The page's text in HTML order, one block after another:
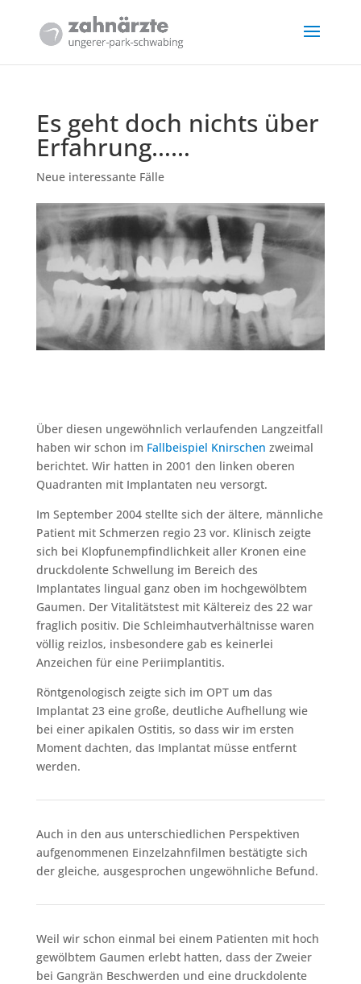
Es geht doch nichts über
Erfahrung……
Neue interessante Fälle
Über diesen ungewöhnlich verlaufenden Langzeitfall
haben wir schon im Fallbeispiel Knirschen zweimal
berichtet. Wir hatten in 2001 den linken oberen
Quadranten mit Implantaten neu versorgt.
Im September 2004 stellte sich der ältere, männliche
Patient mit Schmerzen regio 23 vor. Klinisch zeigte
sich bei Klopfunempfindlichkeit aller Kronen eine
druckdolente Schwellung im Bereich des
Implantates lingual ganz oben im hochgewölbtem
Gaumen. Der Vitalitätstest mit Kältereiz des 22 war
fraglich positiv. Die Schleimhautverhältnisse waren
völlig reizlos, insbesondere gab es keinerlei
Anzeichen für eine Periimplantitis.
Röntgenologisch zeigte sich im OPT um das
Implantat 23 eine große, deutliche Aufhellung wie
bei einer apikalen Ostitis, so dass wir im ersten
Moment dachten, das Implantat müsse entfernt
werden.
Auch in den aus unterschiedlichen Perspektiven
aufgenommenen Einzelzahnfilmen bestätigte sich
der gleiche, ausgesprochen ungewöhnliche Befund.
Weil wir schon einmal bei einem Patienten mit hoch
gewölbtem Gaumen erlebt hatten, dass der Zweier
bei Gangrän Beschwerden und eine druckdolente